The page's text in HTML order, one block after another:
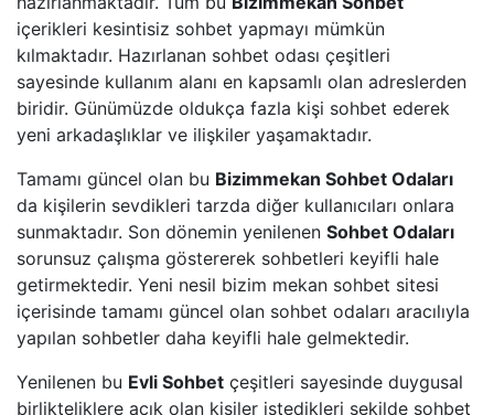
içerikleri kesintisiz sohbet yapmayı mümkün
kılmaktadır. Hazırlanan sohbet odası çeşitleri
sayesinde kullanım alanı en kapsamlı olan adreslerden
biridir. Günümüzde oldukça fazla kişi sohbet ederek
yeni arkadaşlıklar ve ilişkiler yaşamaktadır.
Tamamı güncel olan bu Bizimmekan Sohbet Odaları
da kişilerin sevdikleri tarzda diğer kullanıcıları onlara
sunmaktadır. Son dönemin yenilenen Sohbet Odaları
sorunsuz çalışma göstererek sohbetleri keyifli hale
getirmektedir. Yeni nesil bizim mekan sohbet sitesi
içerisinde tamamı güncel olan sohbet odaları aracılıyla
yapılan sohbetler daha keyifli hale gelmektedir.
Yenilenen bu Evli Sohbet çeşitleri sayesinde duygusal
birlikteliklere açık olan kişiler istedikleri şekilde sohbet